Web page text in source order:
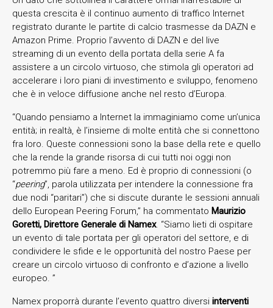
questa crescita è il continuo aumento di traffico Internet
registrato durante le partite di calcio trasmesse da DAZN e
Amazon Prime. Proprio l’avvento di DAZN e del live
streaming di un evento della portata della serie A fa
assistere a un circolo virtuoso, che stimola gli operatori ad
accelerare i loro piani di investimento e sviluppo, fenomeno
che è in veloce diffusione anche nel resto d’Europa.
“Quando pensiamo a Internet la immaginiamo come un’unica
entità; in realtà, è l’insieme di molte entità che si connettono
fra loro. Queste connessioni sono la base della rete e quello
che la rende la grande risorsa di cui tutti noi oggi non
potremmo più fare a meno. Ed è proprio di connessioni (o
“peering”, parola utilizzata per intendere la connessione fra
due nodi “paritari”) che si discute durante le sessioni annuali
dello European Peering Forum,” ha commentato Maurizio
Goretti, Direttore Generale di Namex. “Siamo lieti di ospitare
un evento di tale portata per gli operatori del settore, e di
condividere le sfide e le opportunità del nostro Paese per
creare un circolo virtuoso di confronto e d’azione a livello
europeo. ”
Namex proporrà durante l’evento quattro diversi interventi